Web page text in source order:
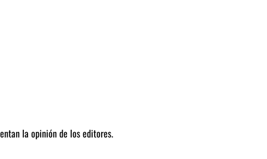
la opinión de los editores.